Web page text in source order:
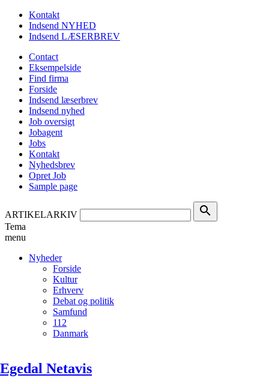
Kontakt
Indsend NYHED
Indsend LÆSERBREV
Contact
Eksempelside
Find firma
Forside
Indsend læserbrev
Indsend nyhed
Job oversigt
Jobagent
Jobs
Kontakt
Nyhedsbrev
Opret Job
Sample page
ARTIKELARKIV search
Tema
menu
Nyheder
Forside
Kultur
Erhverv
Debat og politik
Samfund
112
Danmark
Egedal Netavis